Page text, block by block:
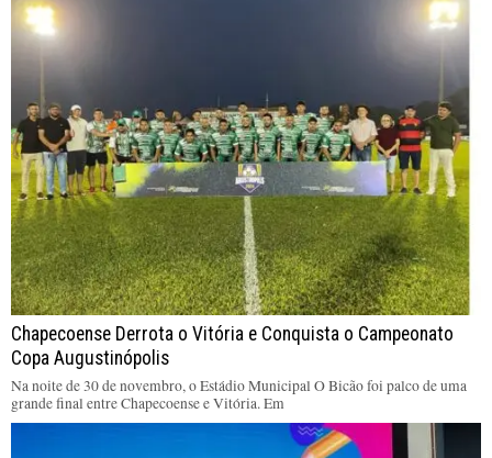
Chapecoense Derrota o Vitória e Conquista o Campeonato
Copa Augustinópolis
Na noite de 30 de novembro, o Estádio Municipal O Bicão foi palco de uma
grande final entre Chapecoense e Vitória. Em